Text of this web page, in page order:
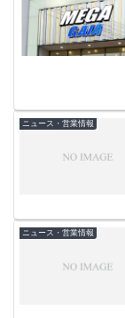
ニュース・営業情報
ニュース・営業情報